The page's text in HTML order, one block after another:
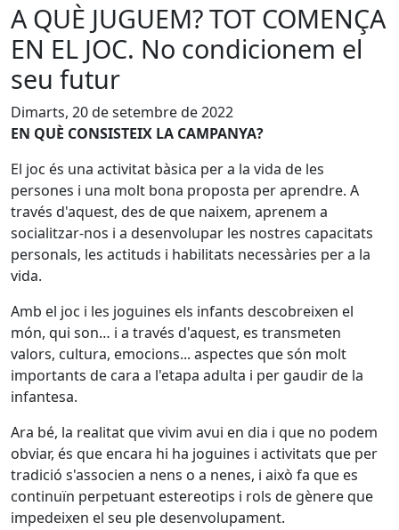
A QUÈ JUGUEM? TOT COMENÇA
EN EL JOC. No condicionem el
seu futur
Dimarts, 20 de setembre de 2022
EN QUÈ CONSISTEIX LA CAMPANYA?
El joc és una activitat bàsica per a la vida de les
persones i una molt bona proposta per aprendre. A
través d'aquest, des de que naixem, aprenem a
socialitzar-nos i a desenvolupar les nostres capacitats
personals, les actituds i habilitats necessàries per a la
vida.
Amb el joc i les joguines els infants descobreixen el
món, qui son… i a través d'aquest, es transmeten
valors, cultura, emocions... aspectes que són molt
importants de cara a l'etapa adulta i per gaudir de la
infantesa.
Ara bé, la realitat que vivim avui en dia i que no podem
obviar, és que encara hi ha joguines i activitats que per
tradició s'associen a nens o a nenes, i això fa que es
continuïn perpetuant estereotips i rols de gènere que
impedeixen el seu ple desenvolupament.